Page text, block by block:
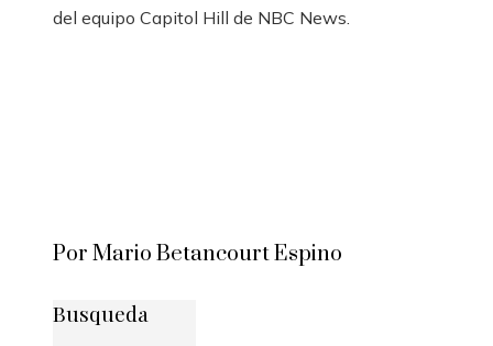
del equipo Capitol Hill de NBC News.
Por Mario Betancourt Espino
Busqueda